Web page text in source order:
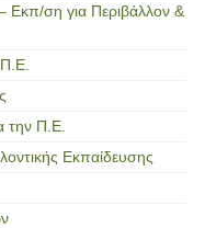
Εκπ/ση για Περιβάλλον &
την Π.Ε.
Εκπαίδευσης